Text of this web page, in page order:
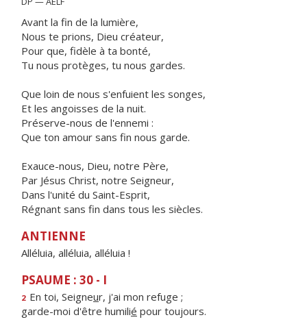
Avant la fin de la lumière,
Nous te prions, Dieu créateur,
Pour que, fidèle à ta bonté,
Tu nous protèges, tu nous gardes.
Que loin de nous s'enfuient les songes,
Et les angoisses de la nuit.
Préserve-nous de l'ennemi :
Que ton amour sans fin nous garde.
Exauce-nous, Dieu, notre Père,
Par Jésus Christ, notre Seigneur,
Dans l'unité du Saint-Esprit,
Régnant sans fin dans tous les siècles.
ANTIENNE
Alléluia, alléluia, alléluia !
PSAUME : 30 - I
2 En toi, Seigneur, j'ai mon refuge ;
garde-moi d'être humilié pour toujours.